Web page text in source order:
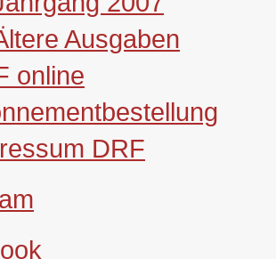
Ausgaben
online
DRF